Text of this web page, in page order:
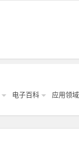
电子百科 应用领域